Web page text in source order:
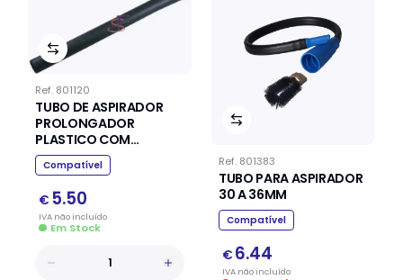
Ref. 801120
TUBO DE ASPIRADOR
PROLONGADOR
PLASTICO COM
PIQUELETE HOOVER
Compatível
€ 5.50
IVA nãoincluído
Em Stock
Ref. 801383
TUBO PARA ASPIRADOR
30 A 36MM
Compatível
€ 6.44
IVA nãoincluído